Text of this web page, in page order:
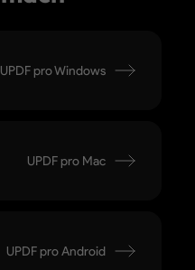
UPDF pro Windows
UPDF pro Mac
UPDF pro Android